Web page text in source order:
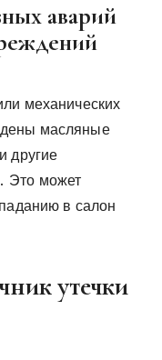
аварий
механических
масляные
другие
Это может
в салон
утечки